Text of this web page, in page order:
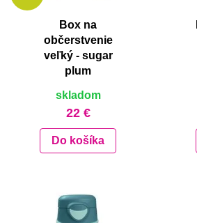
Box na
občerstvenie
veľký - sugar
plum
skladom
22 €
Do košíka